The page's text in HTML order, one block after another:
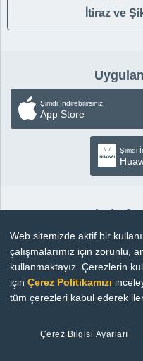
İtiraz ve
Şimdi İndirebilirsiniz
App Store
Şimdi
Sosyal
Copyright ©
Web sitemizde aktif bir
çalışmalarımız için zorunlu,
kullanmaktayız. Çerezlerin
içinÇerez Politikamızı
tüm çerezleri kabul ederek
Çerez Bilgisi Ayarları